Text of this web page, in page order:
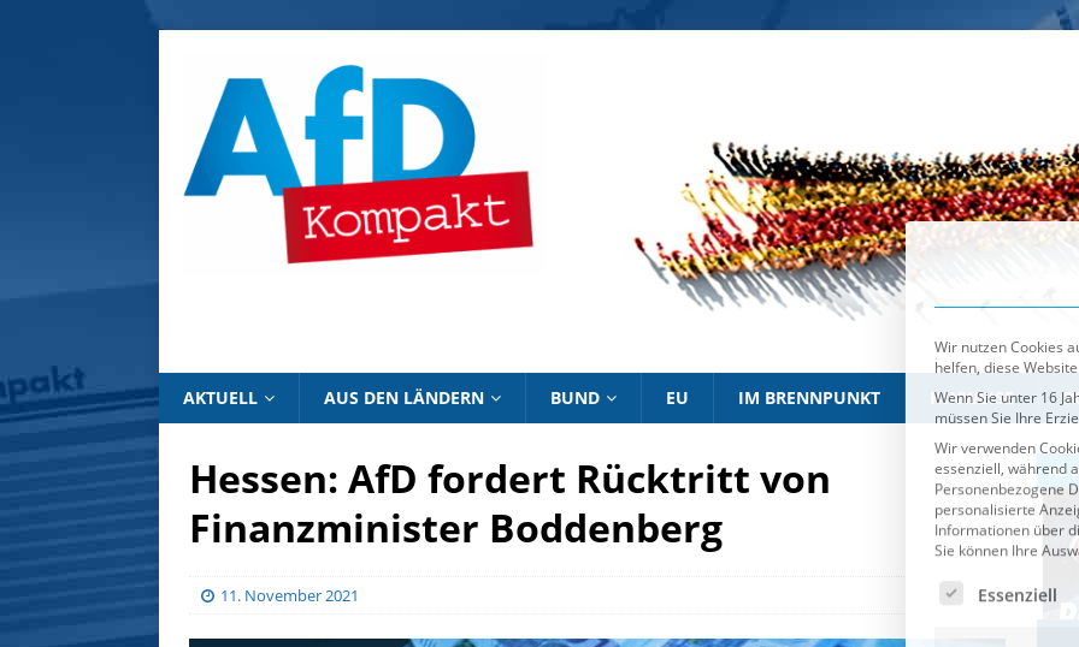
AKTUELL AUS DEN LÄNDERN BUND EU IM BRENNPUNKT HINWEISE
Hessen: AfD fordert Rücktritt von
Finanzminister Boddenberg
11. November 2021
IM BRENNPUNKT IM
Wir nutzen Cookies
helfen, diese
Wenn Sie unter 16
müssen Sie Ihre
essenziell, während
Personenbezogene
personalisierte
Sie können Ihre
Es folgt eine
Essenziell